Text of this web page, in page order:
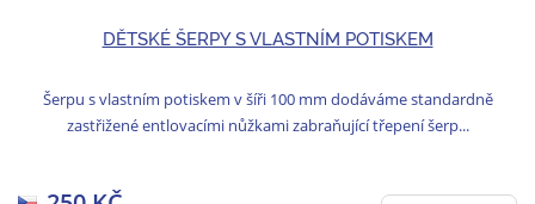
DĚTSKÉ ŠERPY S VLASTNÍM POTISKEM
Šerpu s vlastním potiskem v šíři 100 mm dodáváme standardně
zastřižené entlovacími nůžkami zabraňující třepení šerp...